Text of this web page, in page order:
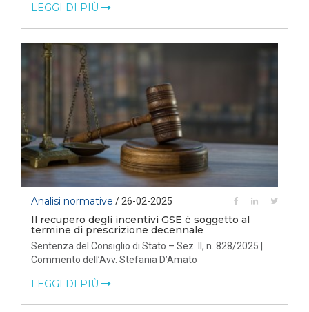
LEGGI DI PIÙ
Analisi normative / 26-02-2025
Il recupero degli incentivi GSE è soggetto al
termine di prescrizione decennale
Sentenza del Consiglio di Stato – Sez. II, n. 828/2025 |
Commento dell’Avv. Stefania D’Amato
LEGGI DI PIÙ